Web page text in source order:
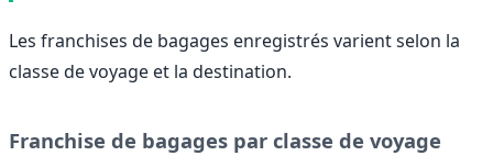
Les franchises de bagages enregistrés varient selon la
classe de voyage et la destination.
Franchise de bagages par classe de voyage